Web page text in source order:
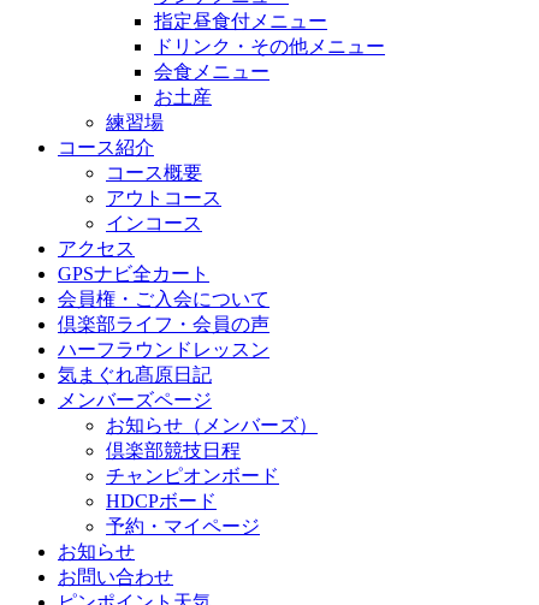
指定昼食付メニュー
ドリンク・その他メニュー
会食メニュー
お土産
練習場
コース紹介
コース概要
アウトコース
インコース
アクセス
GPSナビ全カート
会員権・ご入会について
倶楽部ライフ・会員の声
ハーフラウンドレッスン
気まぐれ髙原日記
メンバーズページ
お知らせ（メンバーズ）
倶楽部競技日程
チャンピオンボード
HDCPボード
予約・マイページ
お知らせ
お問い合わせ